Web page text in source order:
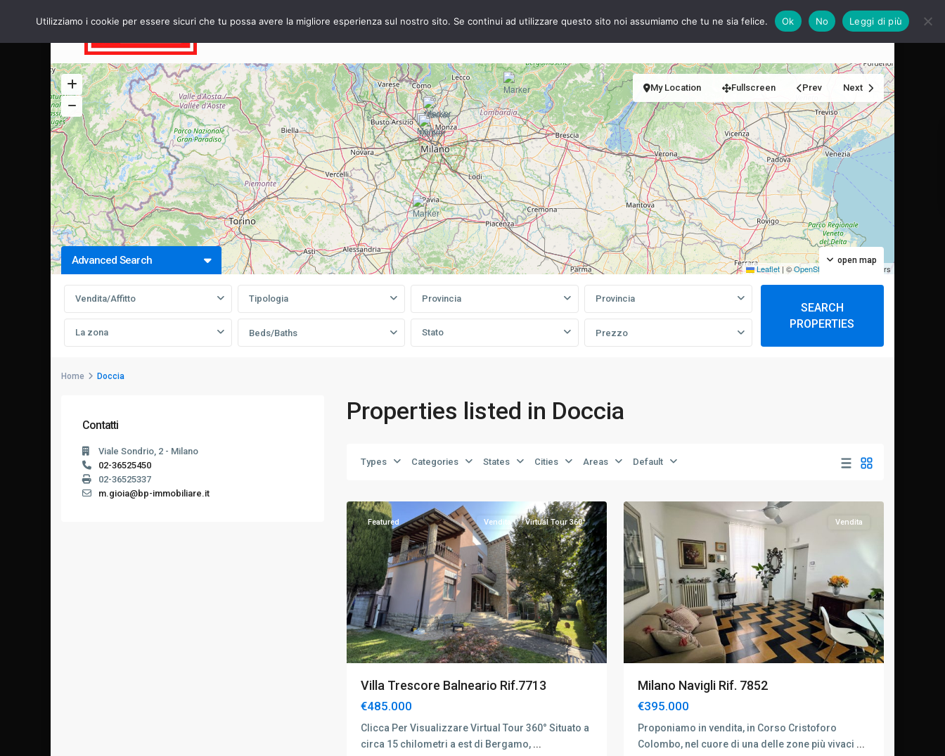
Calendario 2026
Leaflet|©OpenStreetMap contributors
open map
My Location Fullscreen Prev Next
Advanced Search
Vendita/Affitto Tipologia Provincia Provincia
La zona Beds/Baths Stato Prezzo
SEARCH
PROPERTIES
Home Doccia
Properties listed in Doccia
Types Categories States Cities Areas Default
Featured Vendita Virtual Tour 360°
Villa Trescore Balneario Rif.7713
€485.000
Clicca Per Visualizzare Virtual Tour 360° Situato a
circa 15 chilometri a est di Bergamo, ...
Vendita
Milano Navigli Rif. 7852
€395.000
Proponiamo in vendita, in Corso Cristoforo
Colombo, nel cuore di una delle zone più vivaci ...
Contatti
Viale Sondrio, 2 - Milano
02-36525450
02-36525337
m.gioia@bp-immobiliare.it
Utilizziamo i cookie per essere sicuri che tu possa avere la migliore esperienza sul nostro sito. Se continui ad utilizzare questo sito noi assumiamo che tu ne sia felice. Ok No Leggi di più